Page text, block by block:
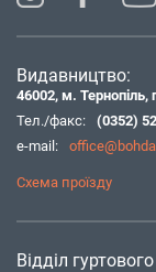
Видавництво:
46002, м.
Тел./факс:
(0352)
e-mail:
Схема проїзду
Відділ